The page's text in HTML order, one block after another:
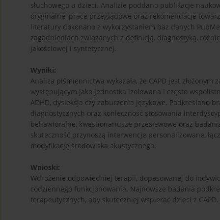
słuchowego u dzieci. Analizie poddano publikacje
oryginalne, prace przeglądowe oraz rekomendacje
literatury dokonano z wykorzystaniem baz danych
zagadnieniach związanych z definicją, diagnostyką,
jakościowej i syntetycznej.
Wyniki:
Analiza piśmiennictwa wykazała, że CAPD jest
występującym jako jednostka izolowana i często
ADHD, dysleksja czy zaburzenia językowe. Podkreślono
diagnostycznych oraz konieczność stosowania
behawioralne, kwestionariusze przesiewowe oraz
skuteczność przynoszą interwencje personalizowane,
modyfikację środowiska akustycznego.
Wnioski:
Wdrożenie odpowiedniej terapii, dopasowanej do
codziennego funkcjonowania. Najnowsze badania
terapeutycznych, aby skuteczniej wspierać dzieci z CAPD.